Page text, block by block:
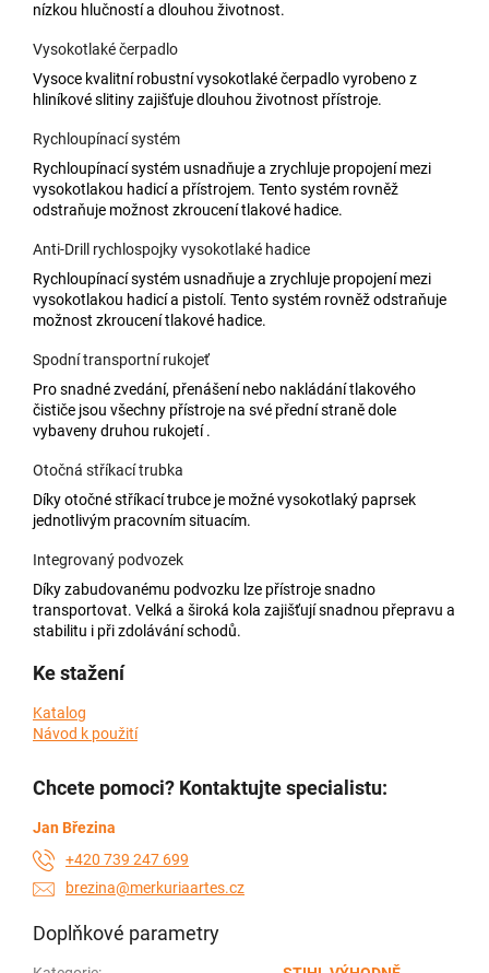
nízkou hlučností a dlouhou životnost.
Vysokotlaké čerpadlo
Vysoce kvalitní robustní vysokotlaké čerpadlo vyrobeno z
hliníkové slitiny zajišťuje dlouhou životnost přístroje.
Rychloupínací systém
Rychloupínací systém usnadňuje a zrychluje propojení mezi
vysokotlakou hadicí a přístrojem. Tento systém rovněž
odstraňuje možnost zkroucení tlakové hadice.
Anti-Drill rychlospojky vysokotlaké hadice
Rychloupínací systém usnadňuje a zrychluje propojení mezi
vysokotlakou hadicí a pistolí. Tento systém rovněž odstraňuje
možnost zkroucení tlakové hadice.
Spodní transportní rukojeť
Pro snadné zvedání, přenášení nebo nakládání tlakového
čističe jsou všechny přístroje na své přední straně dole
vybaveny druhou rukojetí .
Otočná stříkací trubka
Díky otočné stříkací trubce je možné vysokotlaký paprsek
jednotlivým pracovním situacím.
Integrovaný podvozek
Díky zabudovanému podvozku lze přístroje snadno
transportovat. Velká a široká kola zajišťují snadnou přepravu a
stabilitu i při zdolávání schodů.
Ke stažení
Katalog
Návod k použití
Chcete pomoci? Kontaktujte specialistu:
Jan Březina
+420 739 247 699
brezina@merkuriaartes.cz
Doplňkové parametry